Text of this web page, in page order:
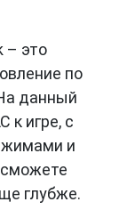
– это
по
данный
к игре, с
и
глубже.